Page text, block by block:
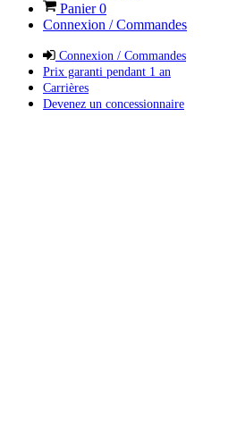
Panier0
Connexion / Commandes
Connexion / Commandes
Prix garanti pendant 1 an
Carrières
Devenez un concessionnaire